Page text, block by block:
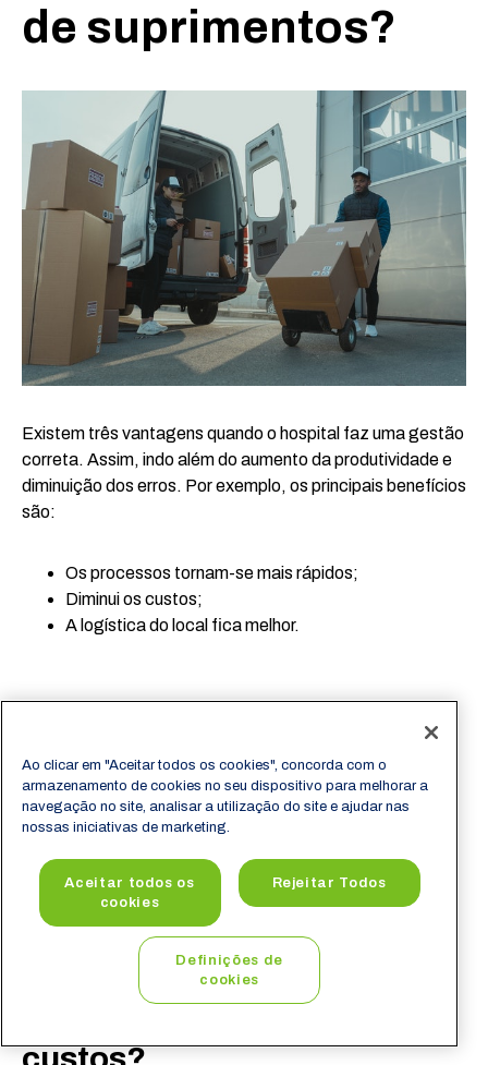
de suprimentos?
Existem três vantagens quando o hospital faz uma gestão
correta. Assim, indo além do aumento da produtividade e
diminuição dos erros. Por exemplo, os principais benefícios
são:
Os processos tornam-se mais rápidos;
Diminui os custos;
A logística do local fica melhor.
A gestão também pode melhorar a rapidez dos
processos. Afinal, como uma cadeia inteira é analisada, é
para aumentar a velocidade.
Como a gestão de
Ao clicar em "Aceitar todos os cookies", concorda com o
armazenamento de cookies no seu dispositivo para melhorar a
navegação no site, analisar a utilização do site e ajudar nas
nossas iniciativas de marketing.
Aceitar todos os
cookies
Rejeitar Todos
Definições de
cookies